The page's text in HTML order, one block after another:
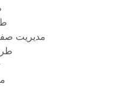
مدیریت